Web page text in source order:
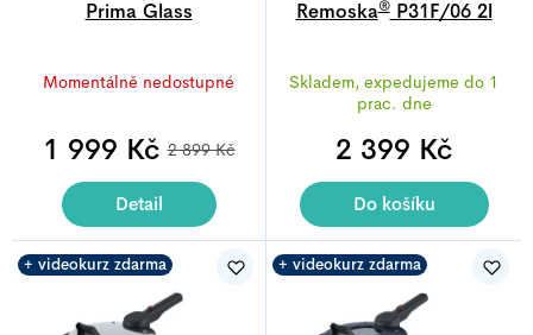
Prima Glass
hodnocení
je
z
5
hvězdiček.
Momentálně nedostupné
1 999 Kč 2 899 Kč
Detail
Remoska®P31F/06 2l
hodnocení
produktu
je
z
5
hvězdiček.
Skladem, expedujeme do 1
prac. dne
2 399 Kč
Do košíku
+ videokurz zdarma + videokurz zdarma